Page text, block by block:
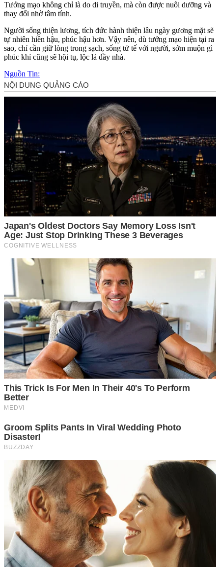
Tướng mạo không chỉ là do di truyền, mà còn được nuôi dưỡng và
thay đổi nhờ tâm tính.
Người sống thiện lương, tích đức hành thiện lâu ngày gương mặt sẽ
tự nhiên hiền hậu, phúc hậu hơn. Vậy nên, dù tướng mạo hiện tại ra
sao, chỉ cần giữ lòng trong sạch, sống tử tế với người, sớm muộn gì
phúc khí cũng sẽ hội tụ, lộc lá đầy nhà.
Nguồn Tin: